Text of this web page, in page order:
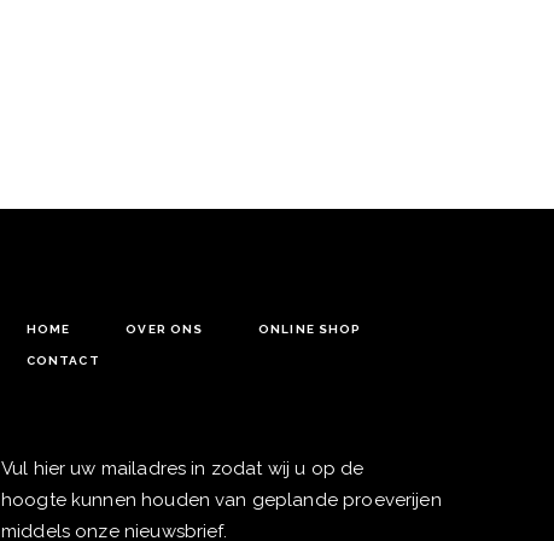
HOME OVER ONS ONLINE SHOP
CONTACT
Vul hier uw mailadres in zodat wij u op de
hoogte kunnen houden van geplande proeverijen
middels onze nieuwsbrief.